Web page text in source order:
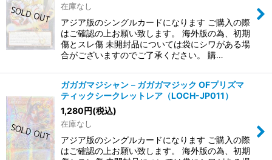
在庫なし
アジア版のシングルカードになります ご購入の際
はご確認の上お願い致します。 海外版の為、初期
傷とスレ傷 未開封品については袋にシワがある場
合がございますのでご了承ください。 購…
ガガガマジシャン－ガガガマジック OFプリズマ
ティックシークレットレア（LOCH-JP011）
1,280円(税込)
在庫なし
アジア版のシングルカードになります ご購入の際
はご確認の上お願い致します。 海外版の為、初期